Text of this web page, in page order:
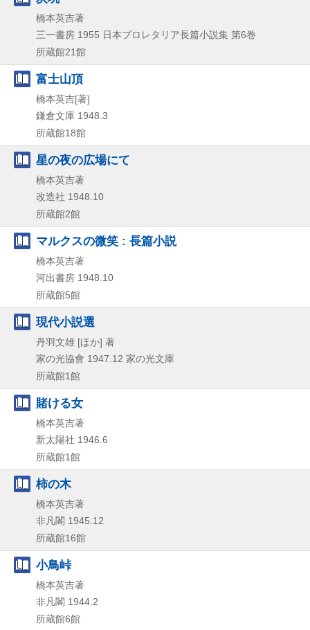
橋本英吉著
三一書房 1955 日本プロレタリア長篇小説集 第6巻
所蔵館21館
富士山頂
橋本英吉[著]
鎌倉文庫 1948.3
所蔵館18館
星の夜の広場にて
橋本英吉著
改造社 1948.10
所蔵館2館
マルクスの微笑 : 長篇小説
橋本英吉著
河出書房 1948.10
所蔵館5館
現代小説選
丹羽文雄 [ほか] 著
家の光協會 1947.12 家の光文庫
所蔵館1館
賭ける女
橋本英吉著
新太陽社 1946.6
所蔵館1館
柿の木
橋本英吉著
非凡閣 1945.12
所蔵館16館
小鳥峠
橋本英吉著
非凡閣 1944.2
所蔵館6館